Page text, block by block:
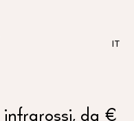
IT
infrarossi, da €